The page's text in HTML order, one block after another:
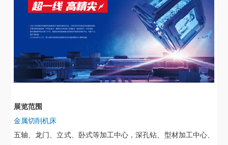
展览范围
金属切削机床
五轴、龙门、立式、卧式等加工中心，深孔钻、型材加工中心、